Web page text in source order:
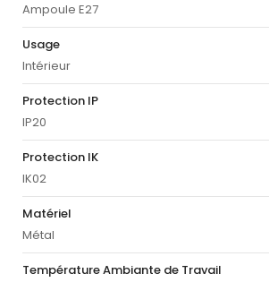
Ampoule E27
Usage
Intérieur
Protection IP
IP20
Protection IK
IK02
Matériel
Métal
Température Ambiante de Travail